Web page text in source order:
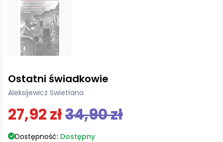
Ostatni świadkowie
Aleksijewicz Swietłana
27,92 zł34,90 zł
Dostępność: Dostępny